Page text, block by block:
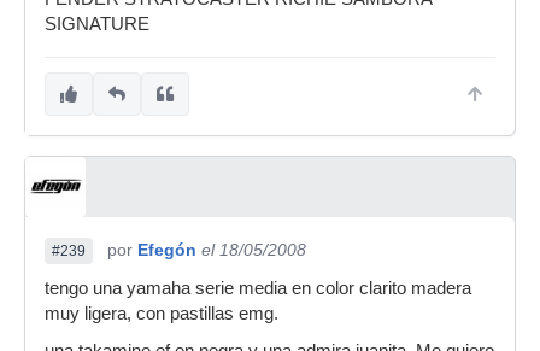
Tengo un bajo cutre, cutre, cutre, de la marca ?
vendieron de 2ª, pero sigue sonando un truño,
es, esperemos, q haya sorpresa, jajajja ... y si no
Y bueno, dentro de poco espero pillarme una
depende de la diferencia de precio y de la
disponibilidad ... por supuesto en cherry
Sunburst ... jeje
SIGNATURE
#239 por Efegón el 18/05/2008
tengo una yamaha serie media en color clarito madera
muy ligera, con pastillas emg.